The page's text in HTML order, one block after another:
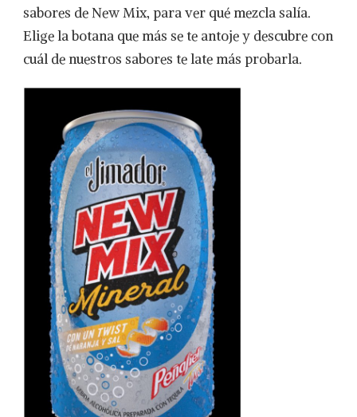
sabores de New Mix, para ver qué mezcla salía.
Elige la botana que más se te antoje y descubre con
cuál de nuestros sabores te late más probarla.